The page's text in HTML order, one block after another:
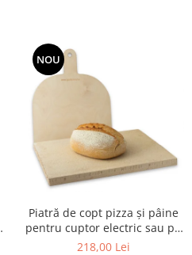
NOU
Piatră de copt pizza și pâine
pentru cuptor electric sau pe
gaz – set cu paletă din lemn
218,00 Lei